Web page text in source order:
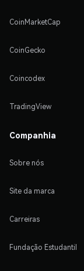
CoinMarketCap
CoinGecko
Coincodex
TradingView
Companhia
Sobre nós
Site da marca
Carreiras
Fundação Estudantil